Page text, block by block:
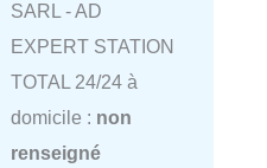
SARL - AD
EXPERT STATION
TOTAL 24/24 à
domicile : non
renseigné